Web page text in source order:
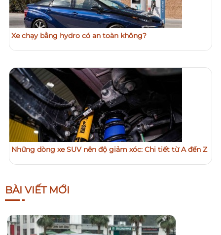
Xe chạy bằng hydro có an toàn không?
Những dòng xe SUV nên độ giảm xóc: Chi tiết từ A đến Z
BÀI VIẾT MỚI